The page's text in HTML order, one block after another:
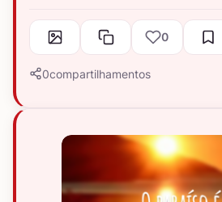
0
0compartilhamentos